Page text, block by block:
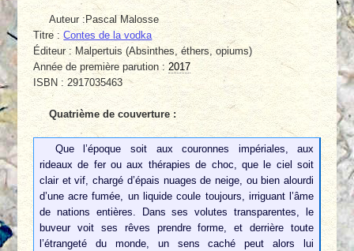
Auteur :Pascal Malosse
Titre :Contes de la vodka
Éditeur : Malpertuis (Absinthes, éthers, opiums)
Année de première parution :2017
ISBN : 2917035463
Quatrième de couverture :
Que l’époque soit aux couronnes impériales, aux
rideaux de fer ou aux thérapies de choc, que le ciel soit
clair et vif, chargé d’épais nuages de neige, ou bien alourdi
d’une acre fumée, un liquide coule toujours, irriguant l’âme
de nations entières. Dans ses volutes transparentes, le
buveur voit ses rêves prendre forme, et derrière toute
l’étrangeté du monde, un sens caché peut alors lui